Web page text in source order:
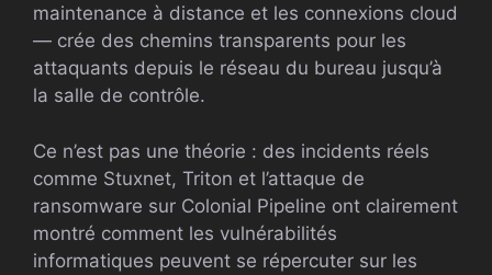
maintenance à distance et les connexions cloud
— crée des chemins transparents pour les
attaquants depuis le réseau du bureau jusqu’à
la salle de contrôle.
Ce n’est pas une théorie : des incidents réels
comme Stuxnet, Triton et l’attaque de
ransomware sur Colonial Pipeline ont clairement
montré comment les vulnérabilités
informatiques peuvent se répercuter sur les